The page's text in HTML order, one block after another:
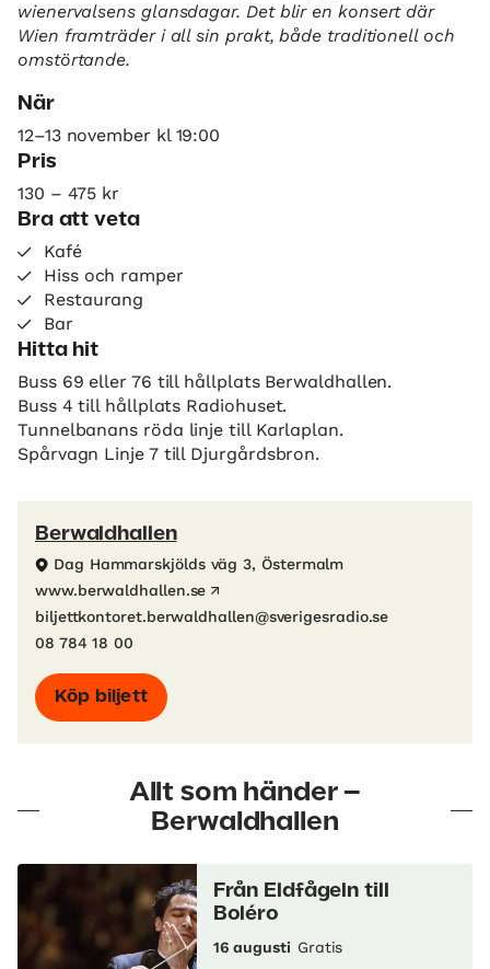
wienervalsens glansdagar. Det blir en konsert där
Wien framträder i all sin prakt, både traditionell och
omstörtande.
När
12–13 november kl 19:00
Pris
130 – 475 kr
Bra att veta
Kafé
Hiss och ramper
Restaurang
Bar
Hitta hit
Buss 69 eller 76 till hållplats Berwaldhallen.
Buss 4 till hållplats Radiohuset.
Tunnelbanans röda linje till Karlaplan.
Spårvagn Linje 7 till Djurgårdsbron.
Berwaldhallen
Dag Hammarskjölds väg 3, Östermalm
www.berwaldhallen.se
biljettkontoret.berwaldhallen@sverigesradio.se
08 784 18 00
Köp biljett
Allt som händer –
Berwaldhallen
Från Eldfågeln till
Boléro
16 augusti Gratis